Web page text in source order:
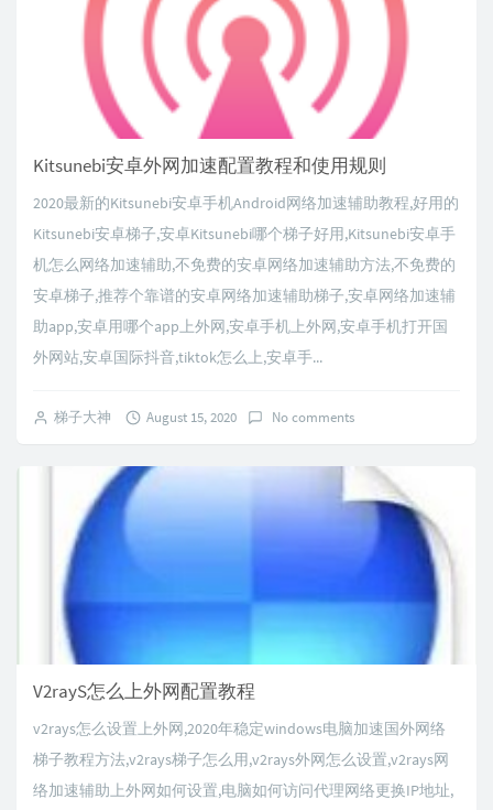
Kitsunebi安卓外网加速配置教程和使用规则
2020最新的Kitsunebi安卓手机Android网络加速辅助教程,好用的
Kitsunebi安卓梯子,安卓Kitsunebi哪个梯子好用,Kitsunebi安卓手
机怎么网络加速辅助,不免费的安卓网络加速辅助方法,不免费的
安卓梯子,推荐个靠谱的安卓网络加速辅助梯子,安卓网络加速辅
助app,安卓用哪个app上外网,安卓手机上外网,安卓手机打开国
外网站,安卓国际抖音,tiktok怎么上,安卓手...
梯子大神 August 15, 2020 No comments
V2rayS怎么上外网配置教程
v2rays怎么设置上外网,2020年稳定windows电脑加速国外网络
梯子教程方法,v2rays梯子怎么用,v2rays外网怎么设置,v2rays网
络加速辅助上外网如何设置,电脑如何访问代理网络更换IP地址,